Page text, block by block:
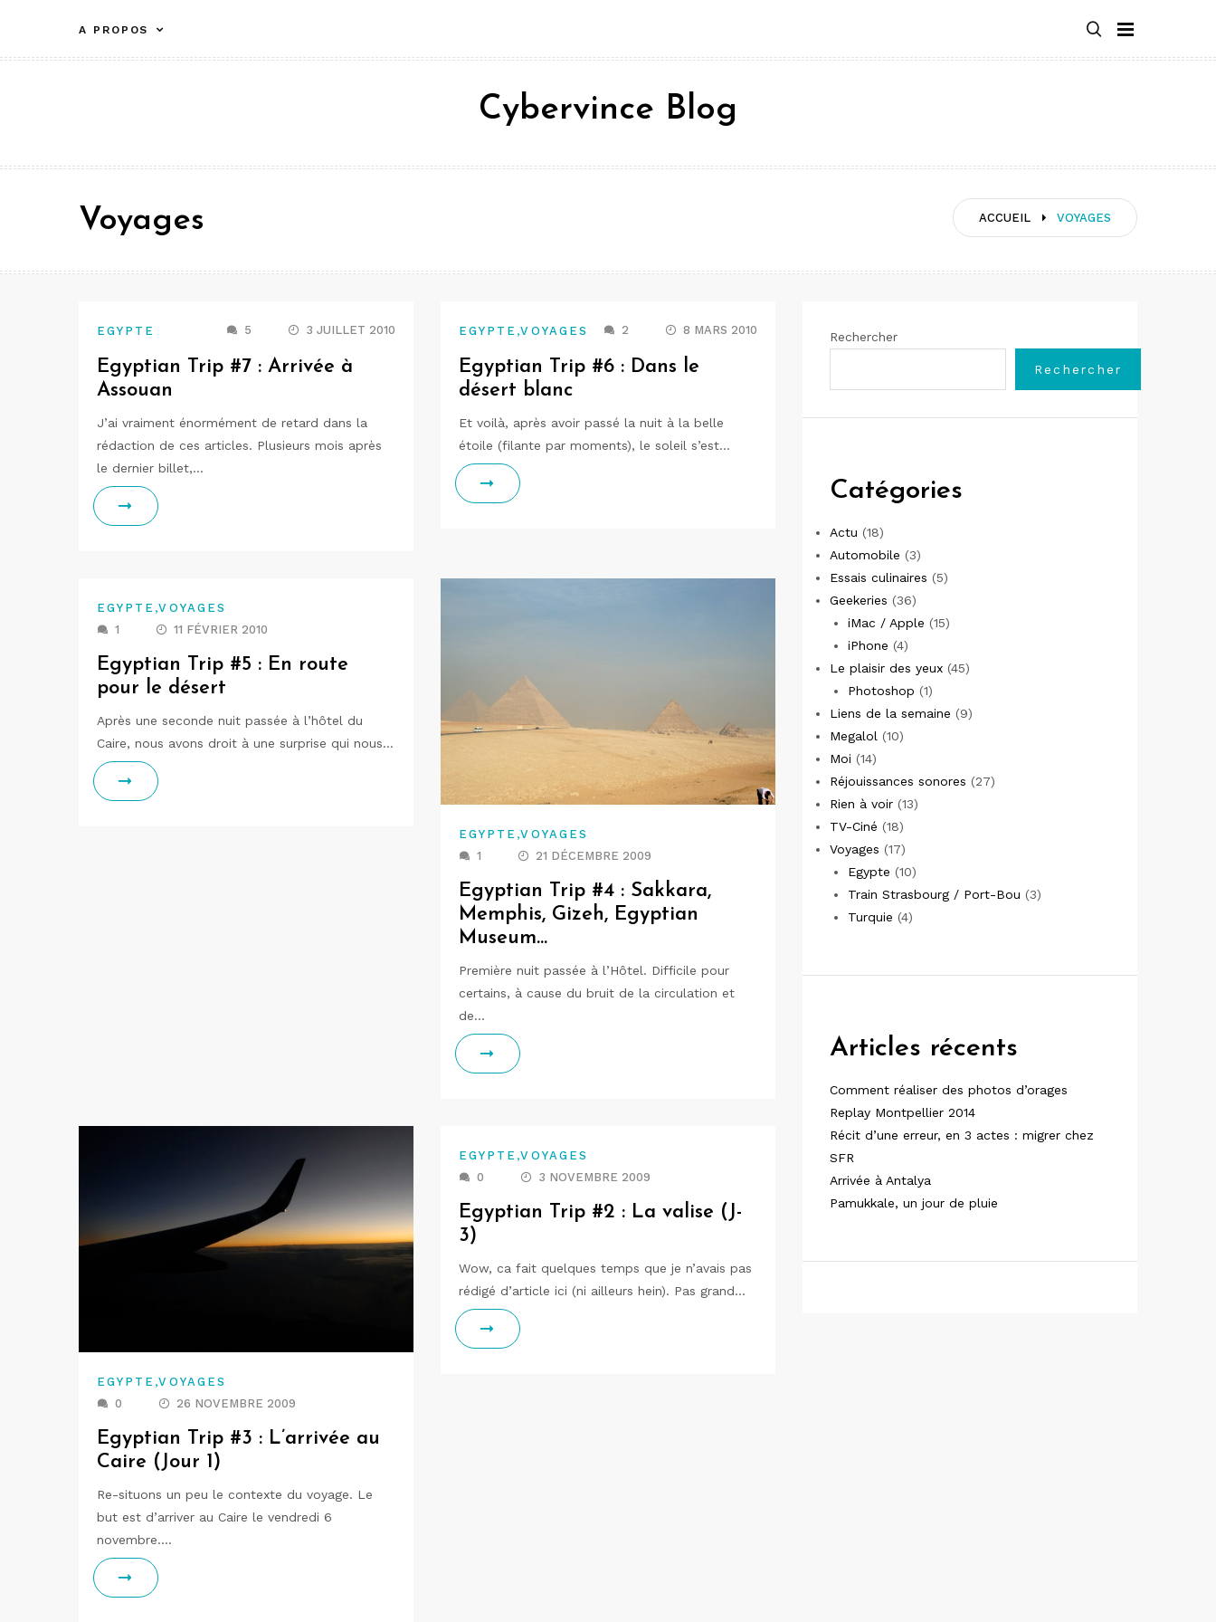
contenu
A PROPOS
Cybervince Blog
ACCUEIL VOYAGES
Voyages
EGYPTE 5 3 JUILLET 2010
Egyptian Trip #7 : Arrivée à
Assouan
J’ai vraiment énormément de retard dans la
rédaction de ces articles. Plusieurs mois après
le dernier billet,…
EGYPTE ,VOYAGES 2 8 MARS 2010
Egyptian Trip #6 : Dans le
désert blanc
Et voilà, après avoir passé la nuit à la belle
étoile (filante par moments), le soleil s’est…
EGYPTE ,VOYAGES
1
11 FÉVRIER 2010
Egyptian Trip #5 : En route
pour le désert
Après une seconde nuit passée à l’hôtel du
Caire, nous avons droit à une surprise qui nous…
EGYPTE ,VOYAGES
1
21 DÉCEMBRE 2009
Egyptian Trip #4 : Sakkara,
Memphis, Gizeh, Egyptian
Museum…
Première nuit passée à l’Hôtel. Difficile pour
certains, à cause du bruit de la circulation et
de…
EGYPTE ,VOYAGES
0
26 NOVEMBRE 2009
Egyptian Trip #3 : L’arrivée au
Caire (Jour 1)
Re-situons un peu le contexte du voyage. Le
but est d’arriver au Caire le vendredi 6
novembre.…
EGYPTE ,VOYAGES
0
3 NOVEMBRE 2009
Egyptian Trip #2 : La valise (J-
3)
Wow, ca fait quelques temps que je n’avais pas
rédigé d’article ici (ni ailleurs hein). Pas grand…
Rechercher
Rechercher
Catégories
Actu (18)
Automobile (3)
Essais culinaires (5)
Geekeries (36)
iMac / Apple (15)
iPhone (4)
Le plaisir des yeux (45)
Photoshop (1)
Liens de la semaine (9)
Megalol (10)
Moi (14)
Réjouissances sonores (27)
Rien à voir (13)
TV-Ciné (18)
Voyages (17)
Egypte (10)
Train Strasbourg / Port-Bou (3)
Turquie (4)
Articles récents
Comment réaliser des photos d’orages
Replay Montpellier 2014
Récit d’une erreur, en 3 actes : migrer chez
SFR
Arrivée à Antalya
Pamukkale, un jour de pluie